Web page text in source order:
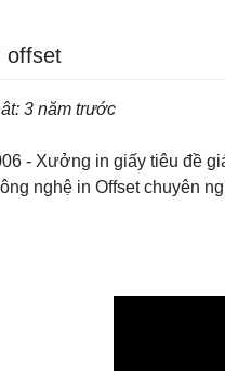
offset
3 năm trước
- Xưởng in giấy tiêu đề
nghệ in Offset chuyên